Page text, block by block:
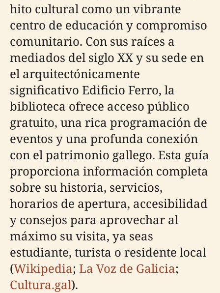
hito cultural como un vibrante
centro de educación y compromiso
comunitario. Con sus raíces a
mediados del siglo XX y su sede en
el arquitectónicamente
significativo Edificio Ferro, la
biblioteca ofrece acceso público
gratuito, una rica programación de
eventos y una profunda conexión
con el patrimonio gallego. Esta guía
proporciona información completa
sobre su historia, servicios,
horarios de apertura, accesibilidad
y consejos para aprovechar al
máximo su visita, ya seas
estudiante, turista o residente local
(Wikipedia; La Voz de Galicia;
Cultura.gal).